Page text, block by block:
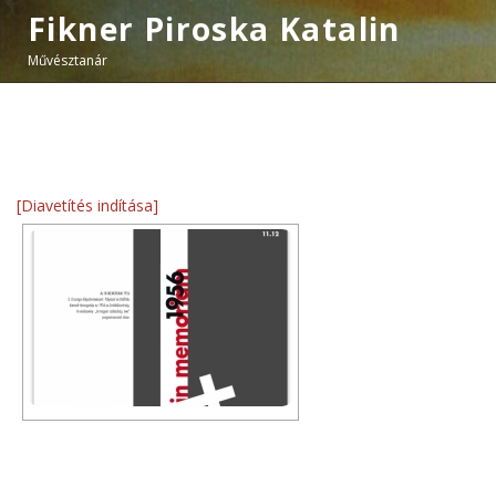
Fikner Piroska Katalin
Művésztanár
[Diavetítés indítása]